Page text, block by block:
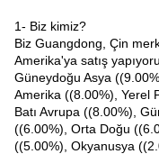
1- Biz kimiz?
Biz Guangdong, Çin
Amerika'ya satış
Güneydoğu Asya
Amerika ((8.00%), Yerel
Batı Avrupa ((8.00%),
((6.00%), Orta Doğu
((5.00%), Okyanusya